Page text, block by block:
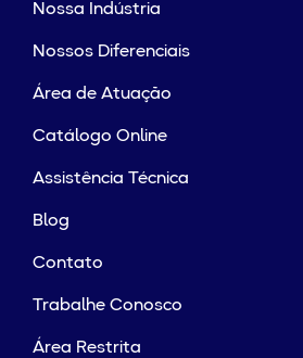
Nossa Indústria
Nossos Diferenciais
Área de Atuação
Catálogo Online
Assistência Técnica
Blog
Contato
Trabalhe Conosco
Área Restrita